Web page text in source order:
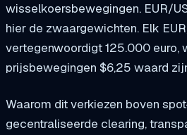
wisselkoersbewegingen. EUR/
hier de zwaargewichten. Elk
vertegenwoordigt 125.000 euro,
prijsbewegingen $6,25 waard
Waarom dit verkiezen boven
gecentraliseerde clearing,